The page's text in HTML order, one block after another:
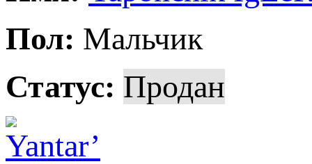
Пол: Мальчик
Статус: Продан